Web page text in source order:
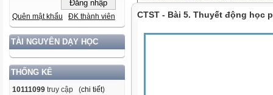
Quên mật khẩu ĐK thành viên
TÀI NGUYÊN DẠY HỌC
THỐNG KÊ
10111099 truy cập (chi tiết)
CTST - Bài 5. Thuyết động học